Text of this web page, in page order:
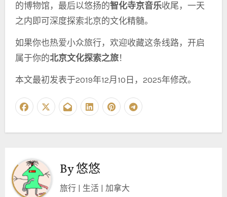
的博物馆，最后以悠扬的智化寺京音乐收尾，一天
之内即可深度探索北京的文化精髓。
如果你也热爱小众旅行，欢迎收藏这条线路，开启
属于你的北京文化探索之旅！
本文最初发表于2019年12月10日，2025年修改。
By悠悠
旅行 | 生活 | 加拿大